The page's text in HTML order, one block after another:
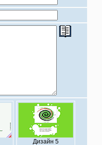
Дизайн 5